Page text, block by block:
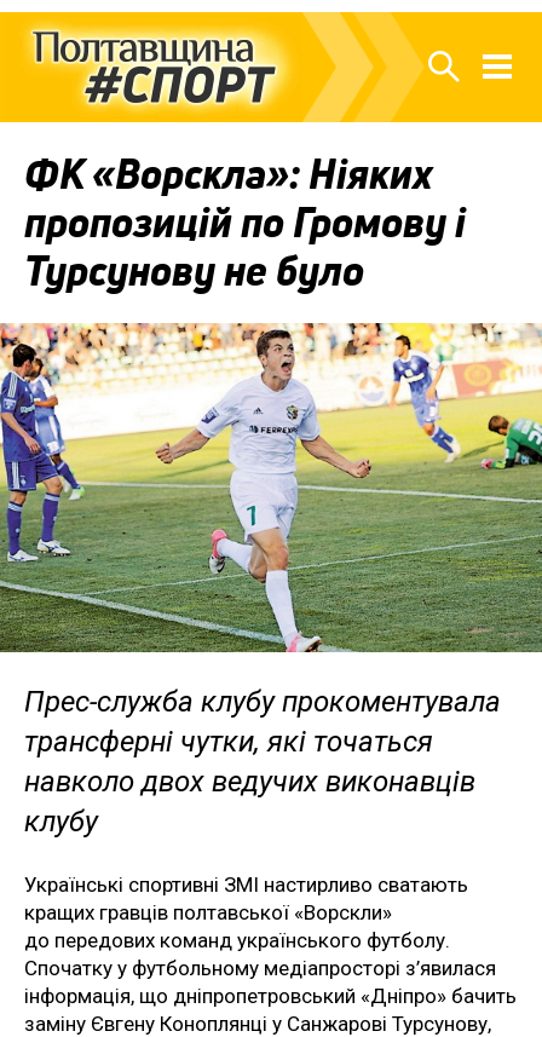
ФК «Ворскла»: Ніяких
пропозицій по Громову і
Турсунову не було
Прес-служба клубу прокоментувала
трансферні чутки, які точаться
навколо двох ведучих виконавців
клубу
Українські спортивні ЗМІ настирливо сватають
кращих гравців полтавської «Ворскли»
до передових команд українського футболу.
Спочатку у футбольному медіапросторі з’явилася
інформація, що дніпропетровський «Дніпро» бачить
заміну Євгену Коноплянці у Санжарові Турсунову,